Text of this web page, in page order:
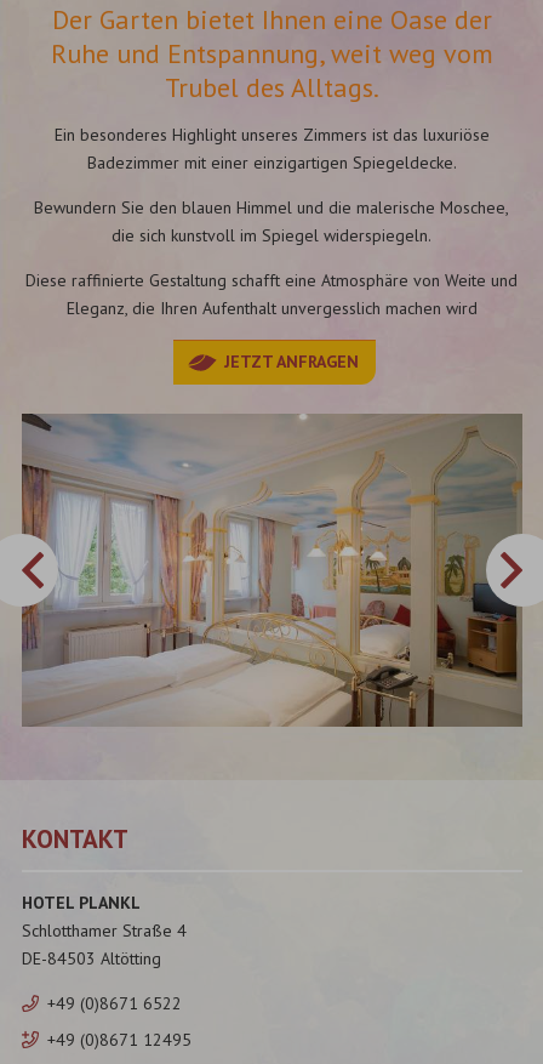
Der Garten bietet Ihnen eine Oase der
Ruhe und Entspannung, weit weg vom
Trubel des Alltags.
Ein besonderes Highlight unseres Zimmers ist das luxuriöse
Badezimmer mit einer einzigartigen Spiegeldecke.
Bewundern Sie den blauen Himmel und die malerische Moschee,
die sich kunstvoll im Spiegel widerspiegeln.
Diese raffinierte Gestaltung schafft eine Atmosphäre von Weite und
Eleganz, die Ihren Aufenthalt unvergesslich machen wird
JETZT ANFRAGEN
KONTAKT
HOTEL PLANKL
Schlotthamer Straße 4
DE-84503 Altötting
+49 (0)8671 6522
+49 (0)8671 12495